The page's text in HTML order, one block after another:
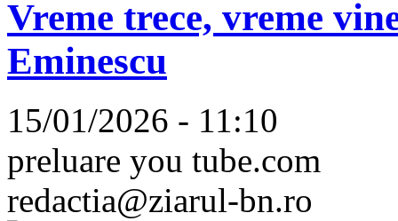
Vreme trece, vreme
Eminescu
15/01/2026 - 11:10
preluare you tube.com
redactia@ziarul-bn.ro